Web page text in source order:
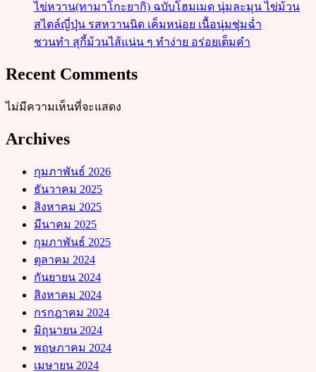
ไข่หวาน(ทามาโกะยากิ) ฉบับโฮมเมด นุ่มละมุน ไข่ม้วน
สไตล์ญี่ปุ่น รสหวานนิด เค็มหน่อย เนื้อนุ่มชุ่มฉ่ำ
ชวนทำ สุกี้ม้วนไส้แน่น ๆ ทำง่าย อร่อยเต็มคำ
Recent Comments
ไม่มีความเห็นที่จะแสดง
Archives
กุมภาพันธ์ 2026
ธันวาคม 2025
สิงหาคม 2025
มีนาคม 2025
กุมภาพันธ์ 2025
ตุลาคม 2024
กันยายน 2024
สิงหาคม 2024
กรกฎาคม 2024
มิถุนายน 2024
พฤษภาคม 2024
เมษายน 2024